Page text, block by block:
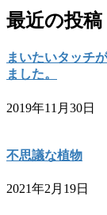
最近の投稿
まいたいタッチ
ました。
2019年11月30日
不思議な植物
2021年2月19日